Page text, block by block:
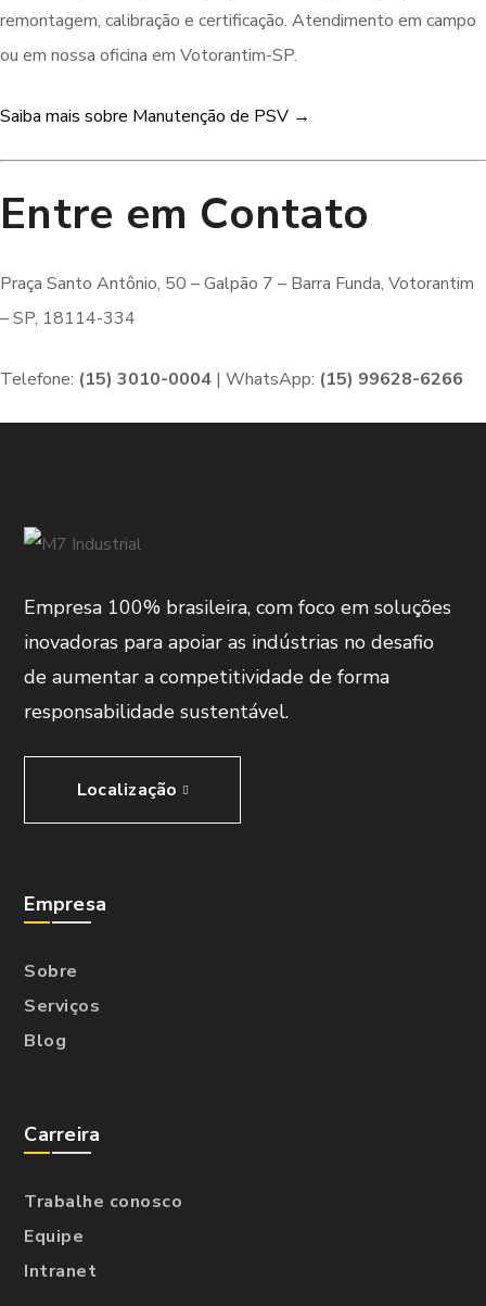
remontagem, calibração e certificação. Atendimento em campo
ou em nossa oficina em Votorantim-SP.
Saiba mais sobre Manutenção de PSV →
Entre em Contato
Praça Santo Antônio, 50 – Galpão 7 – Barra Funda, Votorantim
– SP, 18114-334
Telefone: (15) 3010-0004 | WhatsApp: (15) 99628-6266
Empresa 100% brasileira, com foco em soluções
inovadoras para apoiar as indústrias no desafio
de aumentar a competitividade de forma
responsabilidade sustentável.
Localização
Empresa
Sobre
Serviços
Blog
Carreira
Trabalhe conosco
Equipe
Intranet